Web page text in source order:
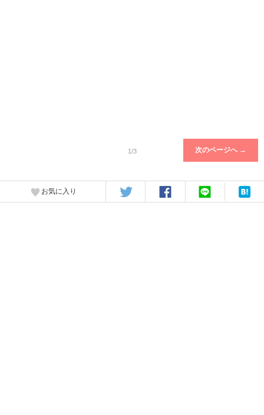
1/3 次のページへ →
お気に入り